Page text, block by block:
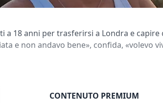
a 18 anni per trasferirsi a Londra e capire
e non andavo bene», confida, «volevo
CONTENUTO PREMIUM